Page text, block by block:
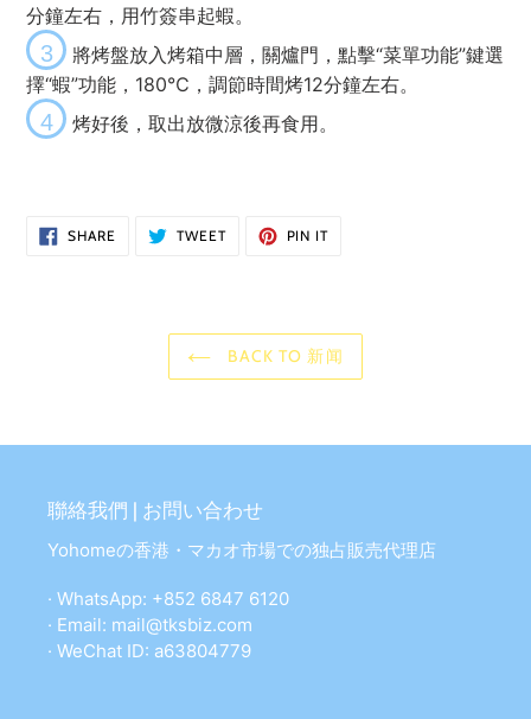
分鐘左右，用竹簽串起蝦。
3
將烤盤放入烤箱中層，關爐門，點擊“菜單功能”鍵選
擇“蝦”功能，180℃，調節時間烤12分鐘左右。
4 烤好後，取出放微涼後再食用。
SHARE SHARE
ON
TWEETTWEET
PIN ITPIN
BACK TO 新闻
聯絡我們 | お問い合わせ
Yohomeの香港・マカオ市場での独占販売代理店
· WhatsApp: +852 6847 6120
· Email: mail@tksbiz.com
· WeChat ID: a63804779